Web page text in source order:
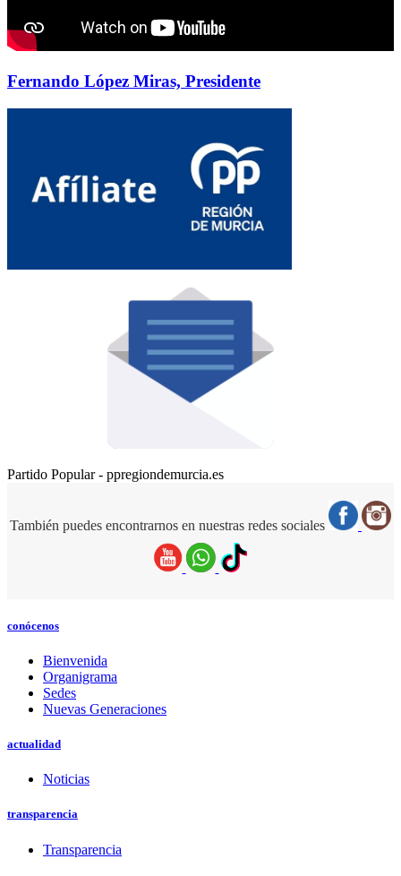
Fernando López Miras, Presidente
Partido Popular - ppregiondemurcia.es
También puedes encontrarnos en nuestras redes sociales
conócenos
Bienvenida
Organigrama
Sedes
Nuevas Generaciones
actualidad
Noticias
transparencia
Transparencia